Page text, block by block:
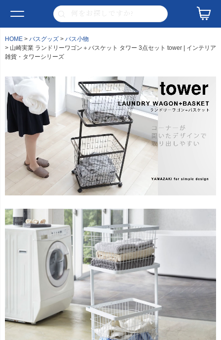
HOME バスグッズ
バス小物
山崎実業 ランドリーワゴン＋バスケット タワー 3点セット tower | インテリア
雑貨・タワーシリーズ